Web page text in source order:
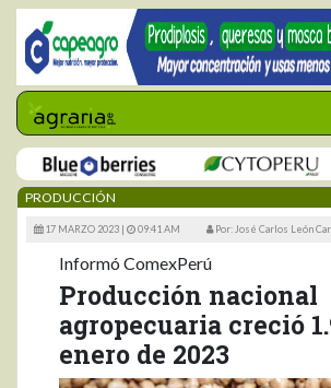
PRODUCCIÓN
17 MARZO 2023 | 09:41 AM Por: José Carlos León
Informó ComexPerú
Producción nacional
agropecuaria creció
enero de 2023